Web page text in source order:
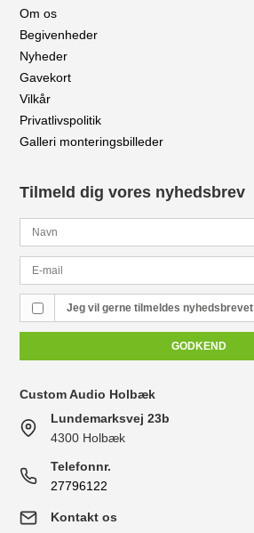
Om os
Begivenheder
Nyheder
Gavekort
Vilkår
Privatlivspolitik
Galleri monteringsbilleder
Tilmeld dig vores nyhedsbrev
Jeg vil gerne tilmeldes nyhedsbrevet
GODKEND
Custom Audio Holbæk
Lundemarksvej 23b
4300 Holbæk
Telefonnr.
27796122
Kontakt os